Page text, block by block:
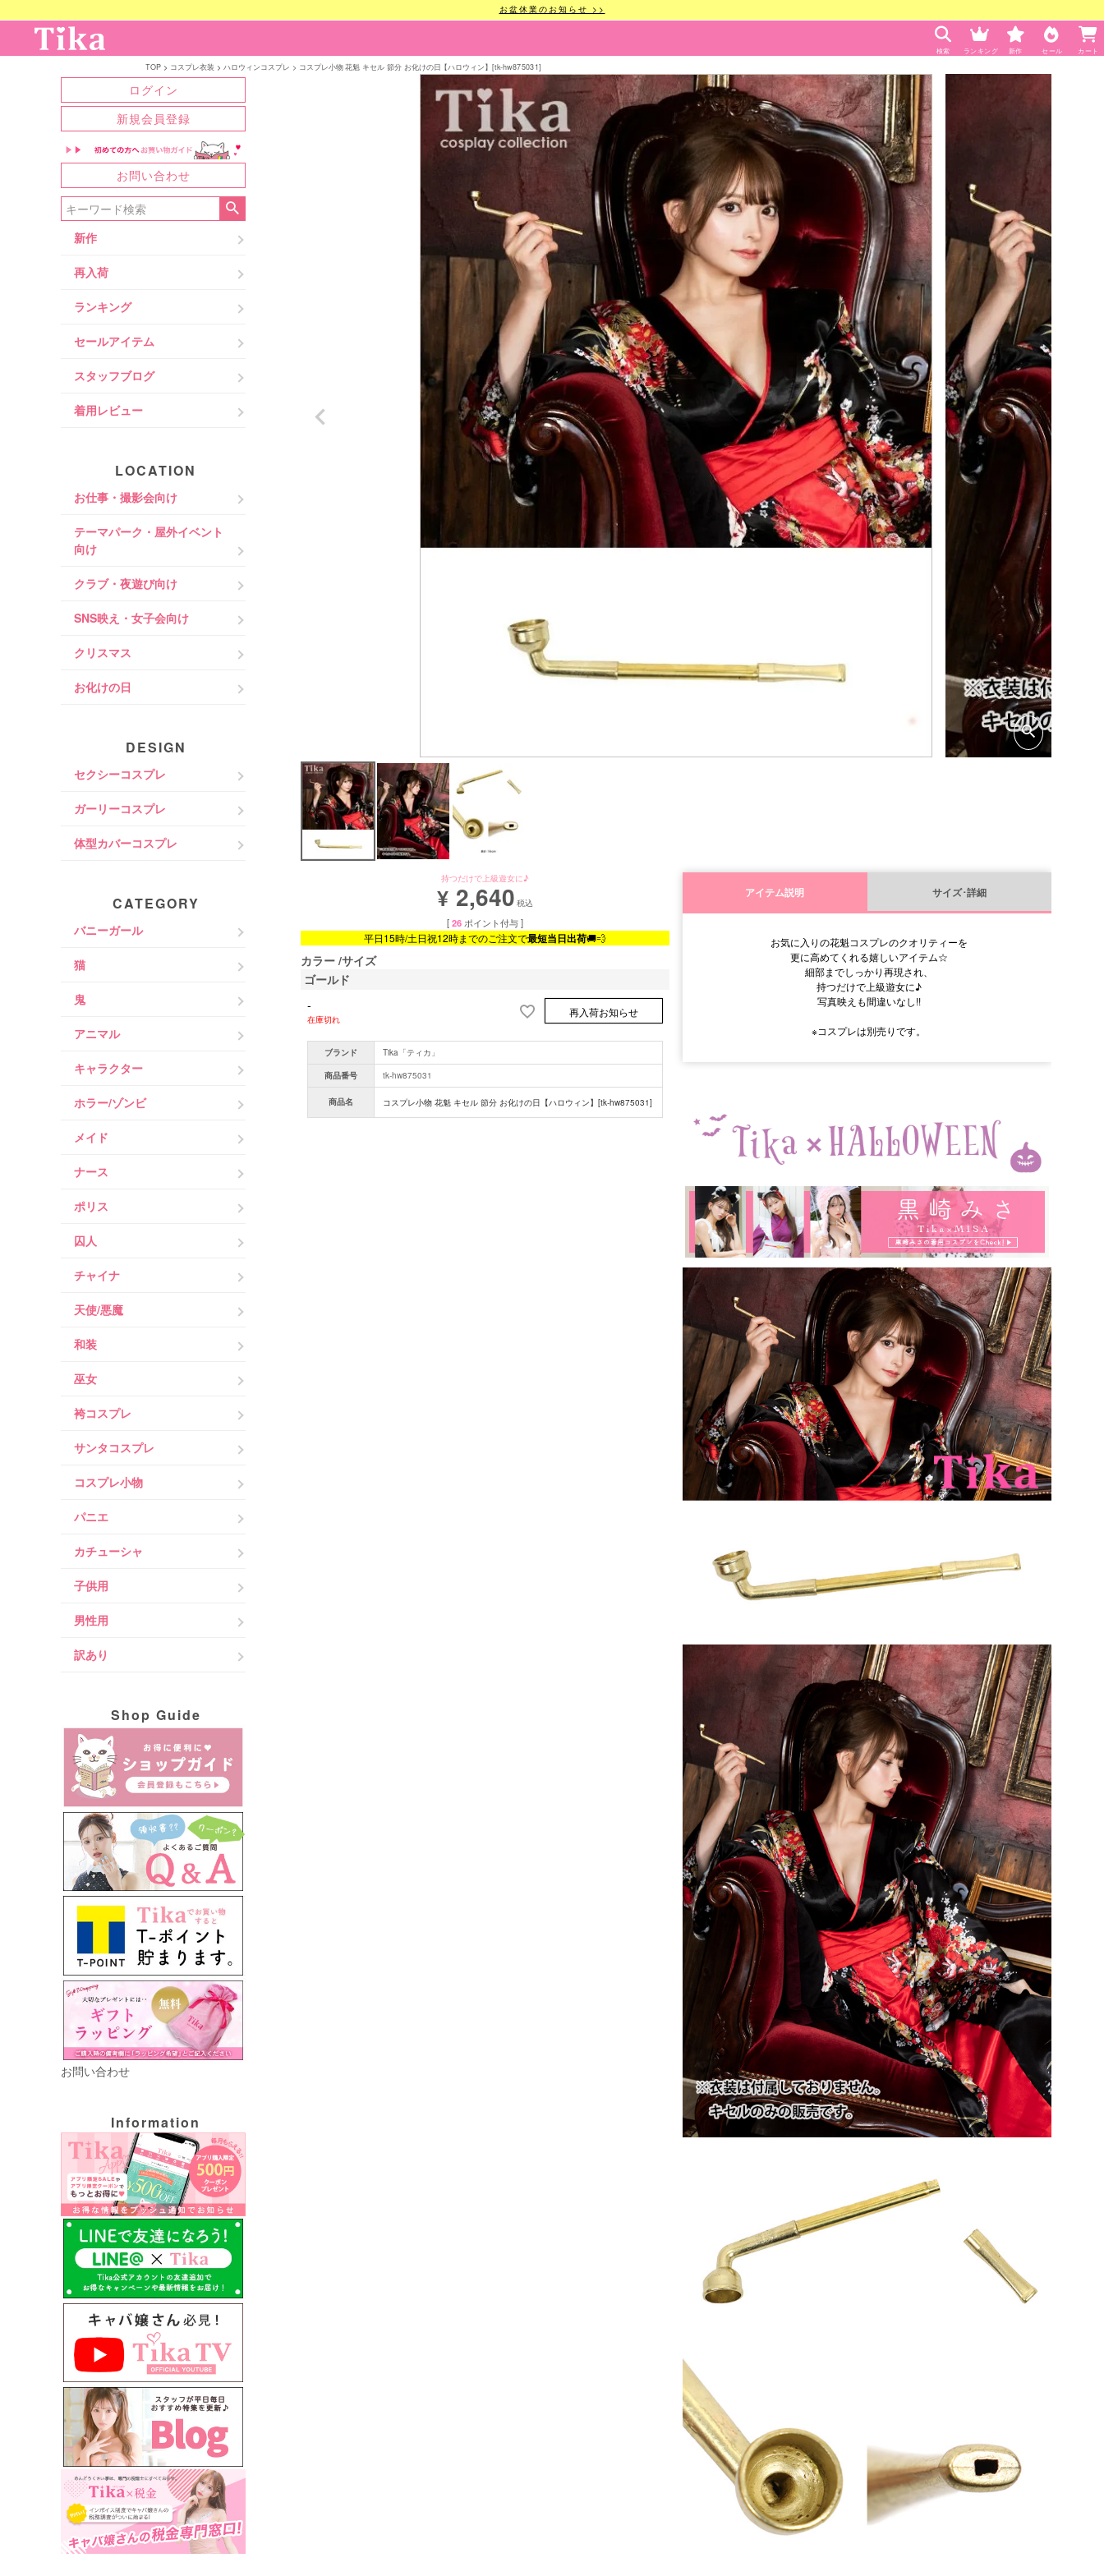
お盆休業のお知らせ >>
検索 ランキング 新作 セール カート
TOP コスプレ衣装 ハロウィンコスプレ コスプレ小物 花魁 キセル 節分 お化けの日【ハロウィン】[tk-hw875031]
ログイン
新規会員登録
お問い合わせ
新作
再入荷
ランキング
セールアイテム
スタッフブログ
着用レビュー
LOCATION
お仕事・撮影会向け
テーマパーク・屋外イベント
向け
クラブ・夜遊び向け
SNS映え・女子会向け
クリスマス
お化けの日
DESIGN
セクシーコスプレ
ガーリーコスプレ
体型カバーコスプレ
CATEGORY
バニーガール
猫
鬼
アニマル
キャラクター
ホラー/ゾンビ
メイド
ナース
ポリス
囚人
チャイナ
天使/悪魔
和装
巫女
袴コスプレ
サンタコスプレ
コスプレ小物
パニエ
カチューシャ
子供用
男性用
訳あり
Shop Guide
お問い合わせ
Information
持つだけで上級遊女に♪
¥ 2,640 税込
[26 ポイント付与 ]
平日15時/土日祝12時までのご注文で最短当日出荷🚚💨
カラー サイズ
ゴールド
-
在庫切れ
再入荷お知らせ
ブランド
Tika「ティカ」
商品番号
tk-hw875031
商品名 コスプレ小物 花魁 キセル 節分 お化けの日【ハロウィン】[tk-hw875031]
アイテム説明 サイズ･詳細
お気に入りの花魁コスプレのクオリティーを
更に高めてくれる嬉しいアイテム☆
細部までしっかり再現され、
持つだけで上級遊女に♪
写真映えも間違いなし!!
※コスプレは別売りです。